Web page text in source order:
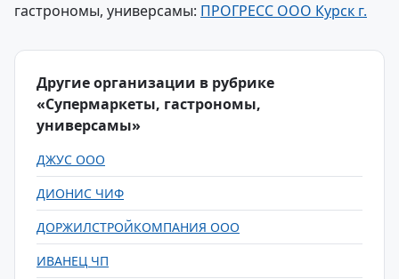
гастрономы, универсамы: ПРОГРЕСС ООО Курск г.
Другие организации в рубрике
«Супермаркеты, гастрономы,
универсамы»
ДЖУС ООО
ДИОНИС ЧИФ
ДОРЖИЛСТРОЙКОМПАНИЯ ООО
ИВАНЕЦ ЧП